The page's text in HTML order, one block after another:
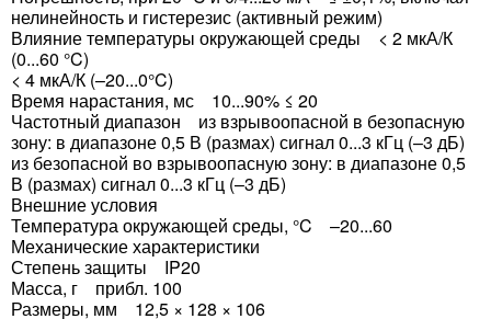
нелинейность и гистерезис (активный режим)
Влияние температуры окружающей среды < 2 мкА/К
(0...60 °C)
< 4 мкА/К (–20...0°C)
Время нарастания, мс 10...90% ≤ 20
Частотный диапазон из взрывоопасной в безопасную
зону: в диапазоне 0,5 В (размах) сигнал 0...3 кГц (–3 дБ)
из безопасной во взрывоопасную зону: в диапазоне 0,5
В (размах) сигнал 0...3 кГц (–3 дБ)
Внешние условия
Температура окружающей среды, °C –20...60
Механические характеристики
Степень защиты IP20
Масса, г прибл. 100
Размеры, мм 12,5 × 128 × 106